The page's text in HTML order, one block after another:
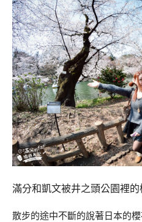
滿分和凱文被井之頭公園裡的
散步的途中不斷的說著日本的